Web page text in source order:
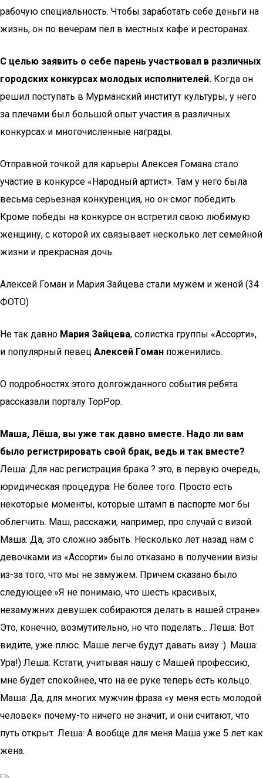
рабочую специальность. Чтобы заработать себе деньги на
жизнь, он по вечерам пел в местных кафе и ресторанах.
С целью заявить о себе парень участвовал в различных
городских конкурсах молодых исполнителей. Когда он
решил поступать в Мурманский институт культуры, у него
за плечами был большой опыт участия в различных
конкурсах и многочисленные награды.
Отправной точкой для карьеры Алексея Гомана стало
участие в конкурсе «Народный артист». Там у него была
весьма серьезная конкуренция, но он смог победить.
Кроме победы на конкурсе он встретил свою любимую
женщину, с которой их связывает несколько лет семейной
жизни и прекрасная дочь.
Алексей Гоман и Мария Зайцева стали мужем и женой (34
ФОТО)
Не так давно Мария Зайцева, солистка группы «Ассорти»,
и популярный певец Алексей Гоман поженились.
О подробностях этого долгожданного события ребята
рассказали порталу TopPop.
Маша, Лёша, вы уже так давно вместе. Надо ли вам
было регистрировать свой брак, ведь и так вместе?
Леша: Для нас регистрация брака ? это, в первую очередь,
юридическая процедура. Не более того. Просто есть
некоторые моменты, которые штамп в паспорте мог бы
облегчить. Маш, расскажи, например, про случай с визой.
Маша: Да, это сложно забыть. Несколько лет назад нам с
девочками из «Ассорти» было отказано в получении визы
из-за того, что мы не замужем. Причем сказано было
следующее:»Я не понимаю, что шесть красивых,
незамужних девушек собираются делать в нашей стране».
Это, конечно, возмутительно, но что поделать… Леша: Вот
видите, уже плюс. Маше легче будут давать визу :). Маша:
Ура!) Леша: Кстати, учитывая нашу с Машей профессию,
мне будет спокойнее, что на ее руке теперь есть кольцо.
Маша: Да, для многих мужчин фраза «у меня есть молодой
человек» почему-то ничего не значит, и они считают, что
путь открыт. Леша: А вообще для меня Маша уже 5 лет как
жена.